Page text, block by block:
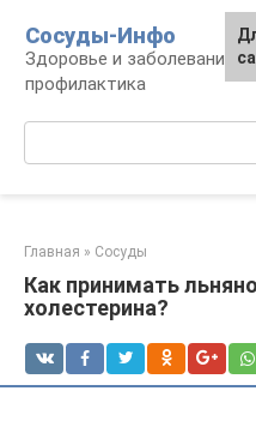
контенту
Сосуды-Инфо
Здоровье и заболевания
профилактика
Главная » Сосуды
Как принимать
холестерина?